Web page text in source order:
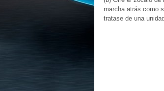
marcha atrás como
tratase de una